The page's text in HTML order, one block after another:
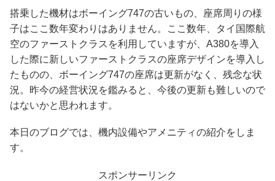
搭乗した機材はボーイング747の古いもの、座席周りの様
子はここ数年変わりはありません。ここ数年、タイ国際航
空のファーストクラスを利用していますが、A380を導入
した際に新しいファーストクラスの座席デザインを導入し
たものの、ボーイング747の座席は更新がなく、残念な状
況。昨今の経営状況を鑑みると、今後の更新も難しいので
はないかと思われます。
本日のブログでは、機内設備やアメニティの紹介をしま
す。
スポンサーリンク